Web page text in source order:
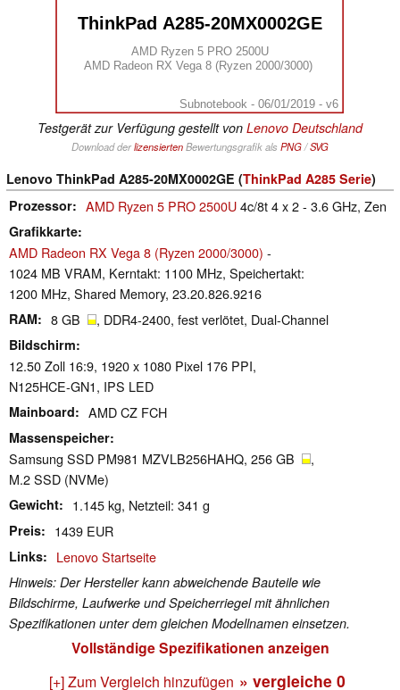
ThinkPad A285-20MX0002GE
AMD Ryzen 5 PRO 2500U
AMD Radeon RX Vega 8 (Ryzen 2000/3000)
Subnotebook - 06/01/2019 - v6
Testgerät zur Verfügung gestellt von Lenovo Deutschland
Download derlizensiertenBewertungsgrafik als PNG/SVG
Lenovo ThinkPad A285-20MX0002GE (ThinkPad A285 Serie)
Prozessor
AMD Ryzen 5 PRO 2500U4c/8t 4 x 2 - 3.6 GHz, Zen
Grafikkarte
AMD Radeon RX Vega 8 (Ryzen 2000/3000) -
1024 MB VRAM, Kerntakt: 1100 MHz, Speichertakt:
1200 MHz, Shared Memory, 23.20.826.9216
RAM 8 GB , DDR4-2400, fest verlötet, Dual-Channel
Bildschirm
12.50 Zoll 16:9, 1920 x 1080 Pixel 176 PPI,
N125HCE-GN1, IPS LED
Mainboard AMD CZ FCH
Massenspeicher
Samsung SSD PM981 MZVLB256HAHQ, 256 GB
,
M.2 SSD (NVMe)
Gewicht 1.145 kg, Netzteil: 341 g
Preis 1439 EUR
Links Lenovo Startseite
Hinweis: Der Hersteller kann abweichende Bauteile wie
Bildschirme, Laufwerke und Speicherriegel mit ähnlichen
Spezifikationen unter dem gleichen Modellnamen einsetzen.
Vollständige Spezifikationen anzeigen
[+] Zum Vergleich hinzufügen » vergleiche 0